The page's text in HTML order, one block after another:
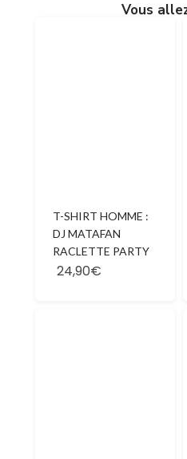
Vous
T-SHIRT HOMME :
DJ MATAFAN
RACLETTE PARTY
24,90€